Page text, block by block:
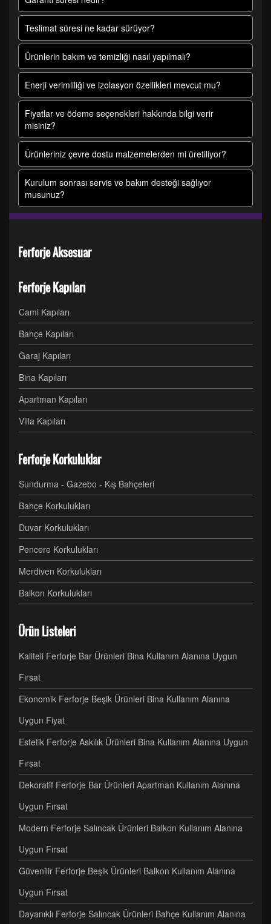
Teslimat süresi ne kadar sürüyor?
Ürünlerin bakım ve temizliği nasıl yapılmalı?
Enerji verimliliği ve izolasyon özellikleri mevcut mu?
Fiyatlar ve ödeme seçenekleri hakkında bilgi verir
misiniz?
Ürünleriniz çevre dostu malzemelerden mi üretiliyor?
Kurulum sonrası servis ve bakım desteği sağlıyor
musunuz?
Ferforje Aksesuar
Ferforje Kapıları
Cami Kapıları
Bahçe Kapıları
Garaj Kapıları
Bina Kapıları
Apartman Kapıları
Villa Kapıları
Ferforje Korkuluklar
Sundurma - Gazebo - Kış Bahçeleri
Bahçe Korkulukları
Duvar Korkulukları
Pencere Korkulukları
Merdiven Korkulukları
Balkon Korkulukları
Ürün Listeleri
Kaliteli Ferforje Bar Ürünleri Bina Kullanım Alanına Uygun
Fırsat
Ekonomik Ferforje Beşik Ürünleri Bina Kullanım Alanına
Uygun Fiyat
Estetik Ferforje Askılık Ürünleri Bina Kullanım Alanına Uygun
Fırsat
Dekoratif Ferforje Bar Ürünleri Apartman Kullanım Alanına
Uygun Fırsat
Modern Ferforje Salıncak Ürünleri Balkon Kullanım Alanına
Uygun Fırsat
Güvenilir Ferforje Beşik Ürünleri Balkon Kullanım Alanına
Uygun Fırsat
Dayanıklı Ferforje Salıncak Ürünleri Bahçe Kullanım Alanına